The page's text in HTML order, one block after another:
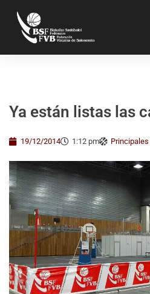
Ya están listas las
19/12/2014 1:12 pm Principales